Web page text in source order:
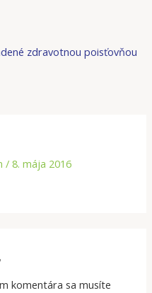
zdravotnou poisťovňou
/8. mája 2016
komentára sa musíte